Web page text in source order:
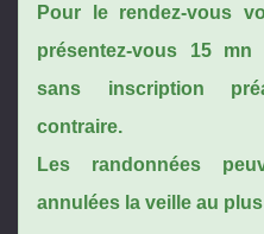
Pour le rendez-vous
présentez-vous 15
sans inscription
contraire.
Les randonnées
annulées la veille au